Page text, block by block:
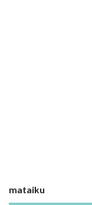
mataiku